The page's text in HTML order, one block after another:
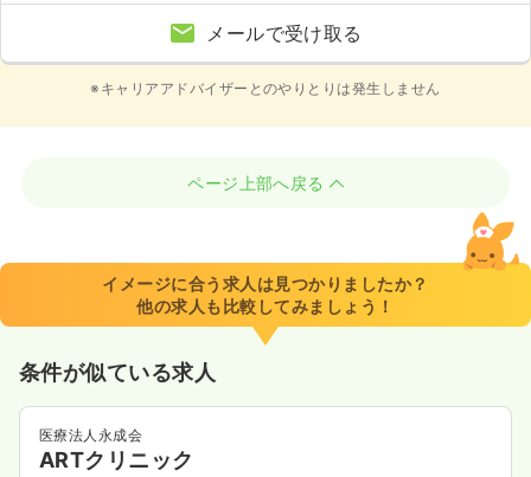
メールで受け取る
※キャリアアドバイザーとのやりとりは発生しません
ページ上部へ戻る
イメージに合う求人は見つかりましたか？
他の求人も比較してみましょう！
条件が似ている求人
医療法人永成会
ARTクリニック